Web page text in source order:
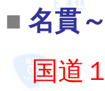
■ 名貫
国道